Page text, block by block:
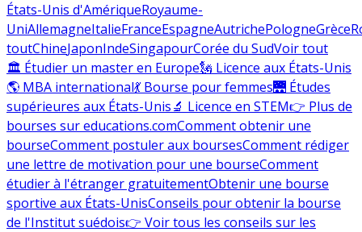
États-Unis d'AmériqueRoyaume-
UniAllemagneItalieFranceEspagneAutrichePologneGrèce
toutChineJaponIndeSingapourCorée du SudVoir tout
🏛 Étudier un master en Europe🗽 Licence aux États-Unis
🌎 MBA international💃 Bourse pour femmes🌉 Études
supérieures aux États-Unis🔬 Licence en STEM👉 Plus de
bourses sur educations.comComment obtenir une
bourseComment postuler aux boursesComment rédiger
une lettre de motivation pour une bourseComment
étudier à l'étranger gratuitementObtenir une bourse
sportive aux États-UnisConseils pour obtenir la bourse
de l'Institut suédois👉 Voir tous les conseils sur les